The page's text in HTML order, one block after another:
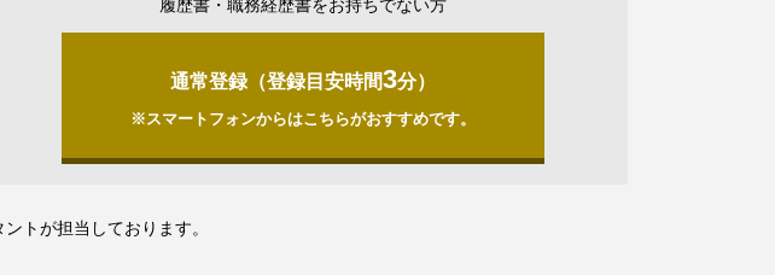
履歴書・職務経歴書をお持ちでない方
通常登録（登録目安時間3分）
※スマートフォンからはこちらがおすすめです。
トが担当しております。